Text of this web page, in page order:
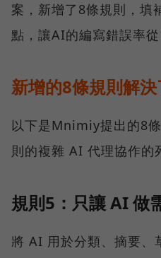
案，新增了8條規則，填
點，讓AI的編寫錯誤率從
新增的8條規則解
以下是Mnimiy提出的8
則的複雜 AI 代理協作的
規則5：只讓 AI 做
將 AI 用於分類、摘要、